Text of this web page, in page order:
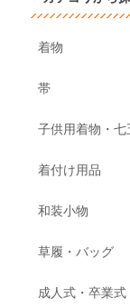
着物
帯
子供用着物・七
着付け用品
和装小物
草履・バッグ
成人式・卒業式